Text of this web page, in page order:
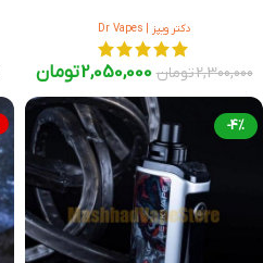
دکتر ویپز | Dr Vapes
2,300,000تومان 2,050,000تومان
-4%